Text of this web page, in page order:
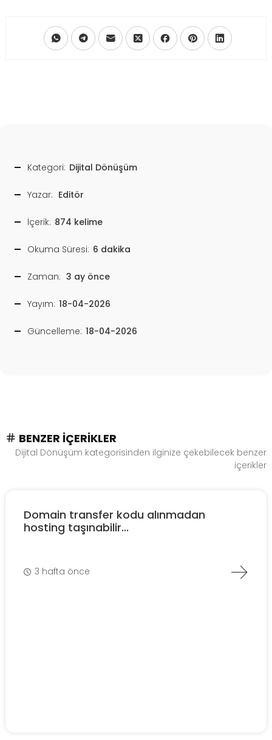
Kategori: Dijital Dönüşüm
Yazar: Editör
İçerik: 874 kelime
Okuma Süresi: 6 dakika
Zaman: 3 ay önce
Yayım: 18-04-2026
Güncelleme: 18-04-2026
BENZER İÇERIKLER
Dijital Dönüşüm kategorisinden ilginize çekebilecek benzer
içerikler
Domain transfer kodu alınmadan
hosting taşınabilir...
3 hafta önce